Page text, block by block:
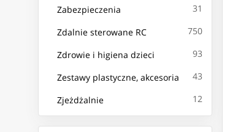
Zabezpieczenia 31
Zdalnie sterowane RC 750
Zdrowie i higiena dzieci 93
Zestawy plastyczne, akcesoria 43
Zjeżdżalnie 12